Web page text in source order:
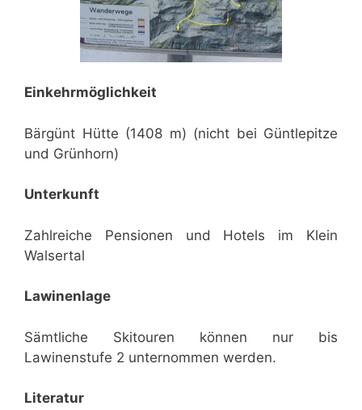
Einkehrmöglichkeit
Bärgünt Hütte (1408 m) (nicht bei Güntlepitze
und Grünhorn)
Unterkunft
Zahlreiche Pensionen und Hotels im Klein
Walsertal
Lawinenlage
Sämtliche Skitouren können nur bis
Lawinenstufe 2 unternommen werden.
Literatur